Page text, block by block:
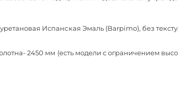
Испанская Эмаль (Barpimo), без
2450 мм (есть модели с ограничением